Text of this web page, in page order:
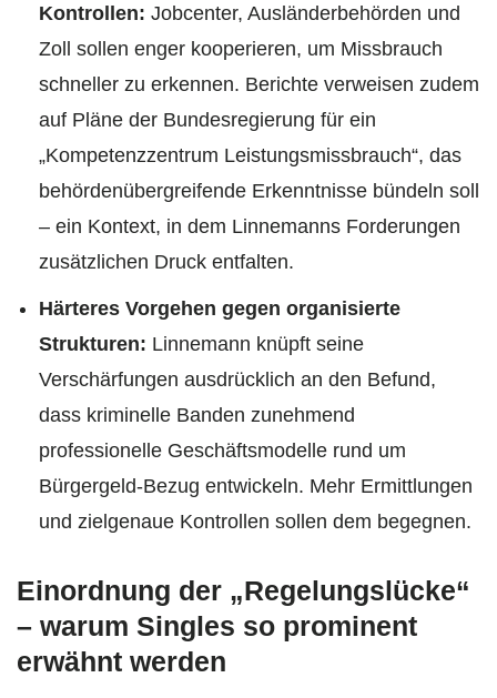
Kontrollen: Jobcenter, Ausländerbehörden und
Zoll sollen enger kooperieren, um Missbrauch
schneller zu erkennen. Berichte verweisen zudem
auf Pläne der Bundesregierung für ein
„Kompetenzzentrum Leistungsmissbrauch“, das
behördenübergreifende Erkenntnisse bündeln soll
– ein Kontext, in dem Linnemanns Forderungen
zusätzlichen Druck entfalten.
Härteres Vorgehen gegen organisierte
Strukturen: Linnemann knüpft seine
Verschärfungen ausdrücklich an den Befund,
dass kriminelle Banden zunehmend
professionelle Geschäftsmodelle rund um
Bürgergeld-Bezug entwickeln. Mehr Ermittlungen
und zielgenaue Kontrollen sollen dem begegnen.
Einordnung der „Regelungslücke“
– warum Singles so prominent
erwähnt werden